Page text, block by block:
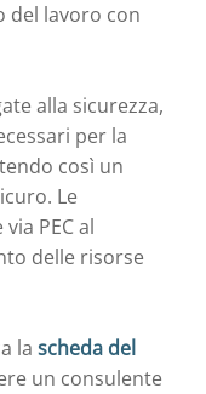
del lavoro con
alla sicurezza,
per la
così un
Le
PEC al
delle risorse
la scheda del
un consulente